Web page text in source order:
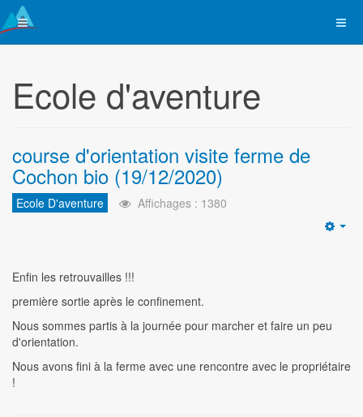
Ecole d'aventure
course d'orientation visite ferme de
Cochon bio (19/12/2020)
Ecole D'aventure Affichages : 1380
Enfin les retrouvailles !!!
première sortie après le confinement.
Nous sommes partis à la journée pour marcher et faire un peu
d'orientation.
Nous avons fini à la ferme avec une rencontre avec le propriétaire
!